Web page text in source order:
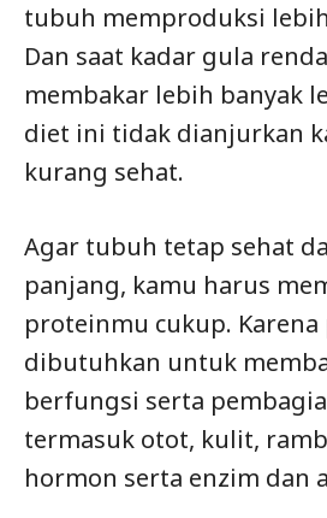
tubuh memproduksi
Dan saat kadar gula
membakar lebih banyak
diet ini tidak dianjurkan
kurang sehat.
Agar tubuh tetap sehat
panjang, kamu harus
proteinmu cukup.
dibutuhkan untuk
berfungsi serta
termasuk otot, kulit,
hormon serta enzim dan